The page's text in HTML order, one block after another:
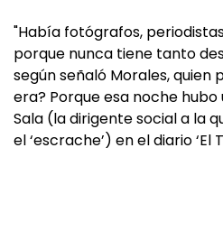
"Había fotógrafos,
porque nunca tiene tanto
según señaló Morales, quien
era? Porque esa noche
Sala (la dirigente social a la
el ‘escrache’) en el diario ‘El